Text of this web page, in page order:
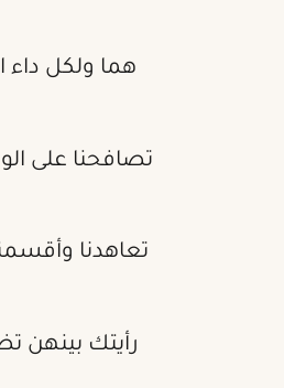
هما ولكل داء
تصافحنا على
تعاهدنا
رأيتك بينهن